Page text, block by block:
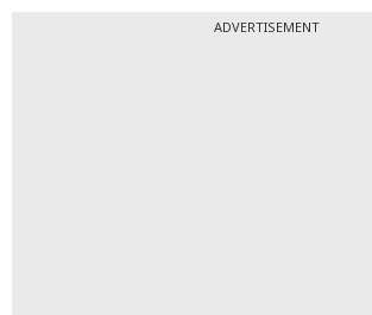
ADVERTISEMENT